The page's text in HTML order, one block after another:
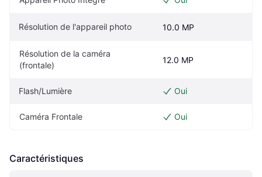
Résolution de l'appareil photo 10.0 MP
Résolution de la caméra
(frontale)
12.0 MP
Flash/Lumière Oui
Caméra Frontale Oui
Caractéristiques